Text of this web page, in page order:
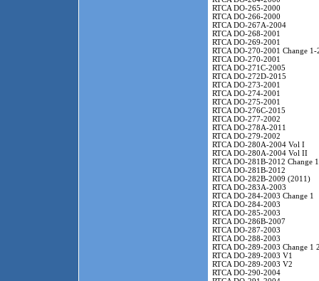
RTCA DO-265-2000
RTCA DO-266-2000
RTCA DO-267A-2004
RTCA DO-268-2001
RTCA DO-269-2001
RTCA DO-270-2001 Change 1-
RTCA DO-270-2001
RTCA DO-271C-2005
RTCA DO-272D-2015
RTCA DO-273-2001
RTCA DO-274-2001
RTCA DO-275-2001
RTCA DO-276C-2015
RTCA DO-277-2002
RTCA DO-278A-2011
RTCA DO-279-2002
RTCA DO-280A-2004 Vol I
RTCA DO-280A-2004 Vol II
RTCA DO-281B-2012 Change
RTCA DO-281B-2012
RTCA DO-282B-2009 (2011)
RTCA DO-283A-2003
RTCA DO-284-2003 Change 1
RTCA DO-284-2003
RTCA DO-285-2003
RTCA DO-286B-2007
RTCA DO-287-2003
RTCA DO-288-2003
RTCA DO-289-2003 Change 1
RTCA DO-289-2003 V1
RTCA DO-289-2003 V2
RTCA DO-290-2004